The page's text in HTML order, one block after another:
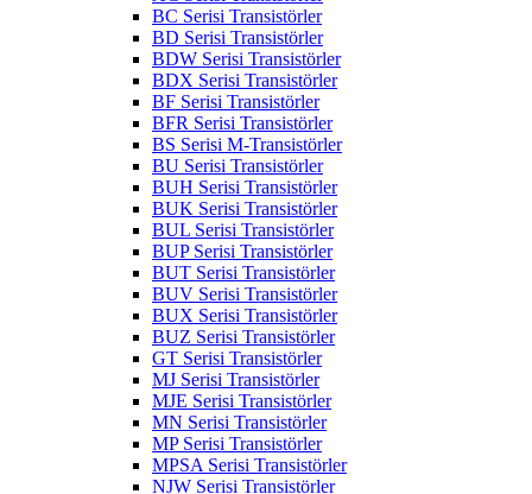
BC Serisi Transistörler
BD Serisi Transistörler
BDW Serisi Transistörler
BDX Serisi Transistörler
BF Serisi Transistörler
BFR Serisi Transistörler
BS Serisi M-Transistörler
BU Serisi Transistörler
BUH Serisi Transistörler
BUK Serisi Transistörler
BUL Serisi Transistörler
BUP Serisi Transistörler
BUT Serisi Transistörler
BUV Serisi Transistörler
BUX Serisi Transistörler
BUZ Serisi Transistörler
GT Serisi Transistörler
MJ Serisi Transistörler
MJE Serisi Transistörler
MN Serisi Transistörler
MP Serisi Transistörler
MPSA Serisi Transistörler
NJW Serisi Transistörler